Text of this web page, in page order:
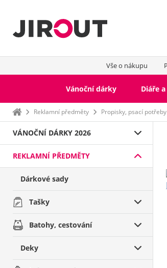
Vše o nákupu
Vánoční dárky Diáře
Domů Reklamní předměty Propisky, psací potřeby
VÁNOČNÍ DÁRKY 2026
REKLAMNÍ PŘEDMĚTY
Dárkové sady
Tašky
Batohy, cestování
Deky